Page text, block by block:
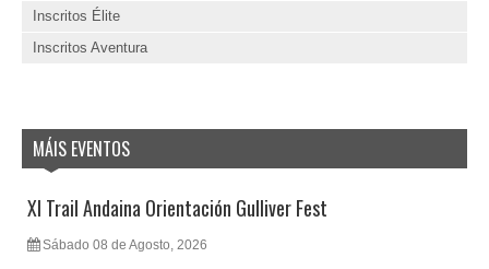
Inscritos Élite
Inscritos Aventura
MÁIS EVENTOS
XI Trail Andaina Orientación Gulliver Fest
Sábado 08 de Agosto, 2026